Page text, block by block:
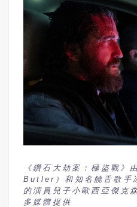
《鑽石大劫案：極盜戰
Butler）和知名饒舌歌手
的演員兒子小歐西亞傑克
多媒體提供